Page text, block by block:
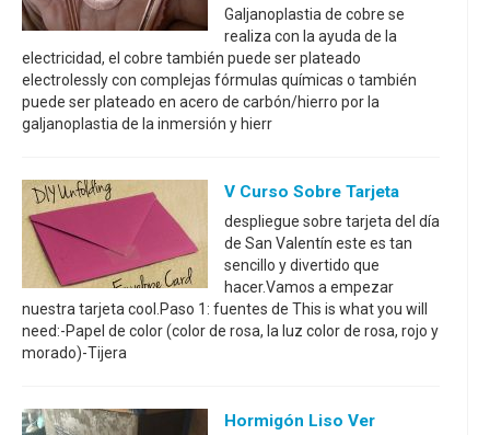
Galjanoplastia de cobre se
realiza con la ayuda de la
electricidad, el cobre también puede ser plateado
electrolessly con complejas fórmulas químicas o también
puede ser plateado en acero de carbón/hierro por la
galjanoplastia de la inmersión y hierr
V Curso Sobre Tarjeta
despliegue sobre tarjeta del día
de San Valentín este es tan
sencillo y divertido que
hacer.Vamos a empezar
nuestra tarjeta cool.Paso 1: fuentes de This is what you will
need:-Papel de color (color de rosa, la luz color de rosa, rojo y
morado)-Tijera
Hormigón Liso Ver